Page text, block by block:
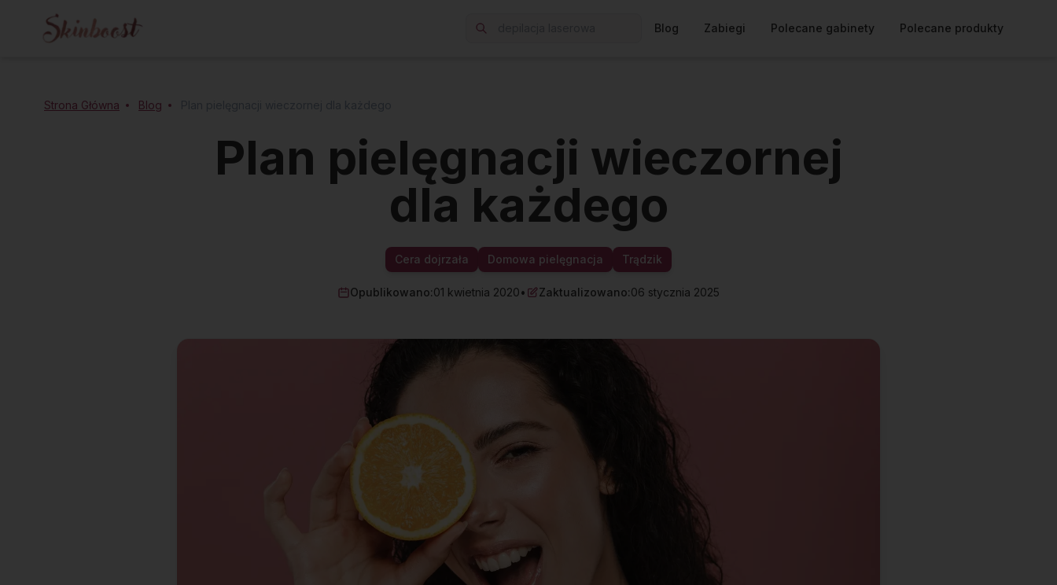
Blog Zabiegi Polecane gabinety Polecane produkty
Strona Główna Blog
Plan pielęgnacji wieczornej
dla każdego
Cera dojrzała Domowa pielęgnacja Trądzik
Opublikowano:01 kwietnia 2020• Zaktualizowano:06 stycznia 2025